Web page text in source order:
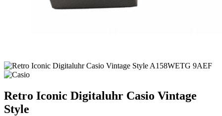
Retro Iconic Digitaluhr Casio Vintage
Style